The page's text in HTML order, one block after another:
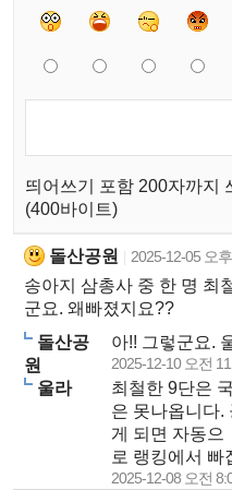
띄어쓰기 포함 200자까지
(400바이트)
돌산공원 2025-12-05 오
송아지 삼총사 중 한 명 최
군요. 왜빠졌지요??
돌산공
원
아!! 그렇군요.
2025-12-10 오전
울라
최철한 9단은
은 못나옵니다.
게 되면 자동으
로 랭킹에서 빠
2025-12-08 오전